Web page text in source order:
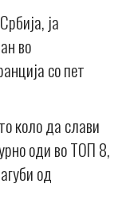
ја
во
со пет
коло да слави
оди во ТОП 8,
од